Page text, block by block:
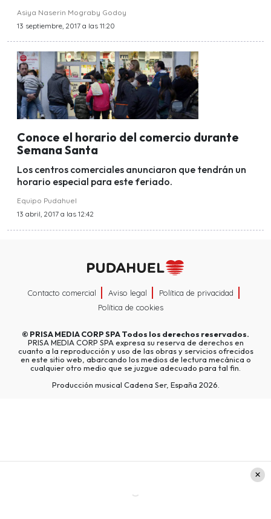
Asiya Naserin Mograby Godoy
13 septiembre, 2017 a las 11:20
Conoce el horario del comercio durante
Semana Santa
Los centros comerciales anunciaron que tendrán un
horario especial para este feriado.
Equipo Pudahuel
13 abril, 2017 a las 12:42
Contacto comercial Aviso legal
Política de privacidad
Política de cookies
© PRISA MEDIA CORP SPATodos los derechos reservados.
PRISA MEDIA CORP SPA expresa su reserva de derechos en
cuanto a la reproducción y uso de las obras y servicios ofrecidos
en este sitio web, abarcando los medios de lectura mecánica o
cualquier otro medio que se juzgue adecuado para tal fin.
Producción musical Cadena Ser, España 2026.